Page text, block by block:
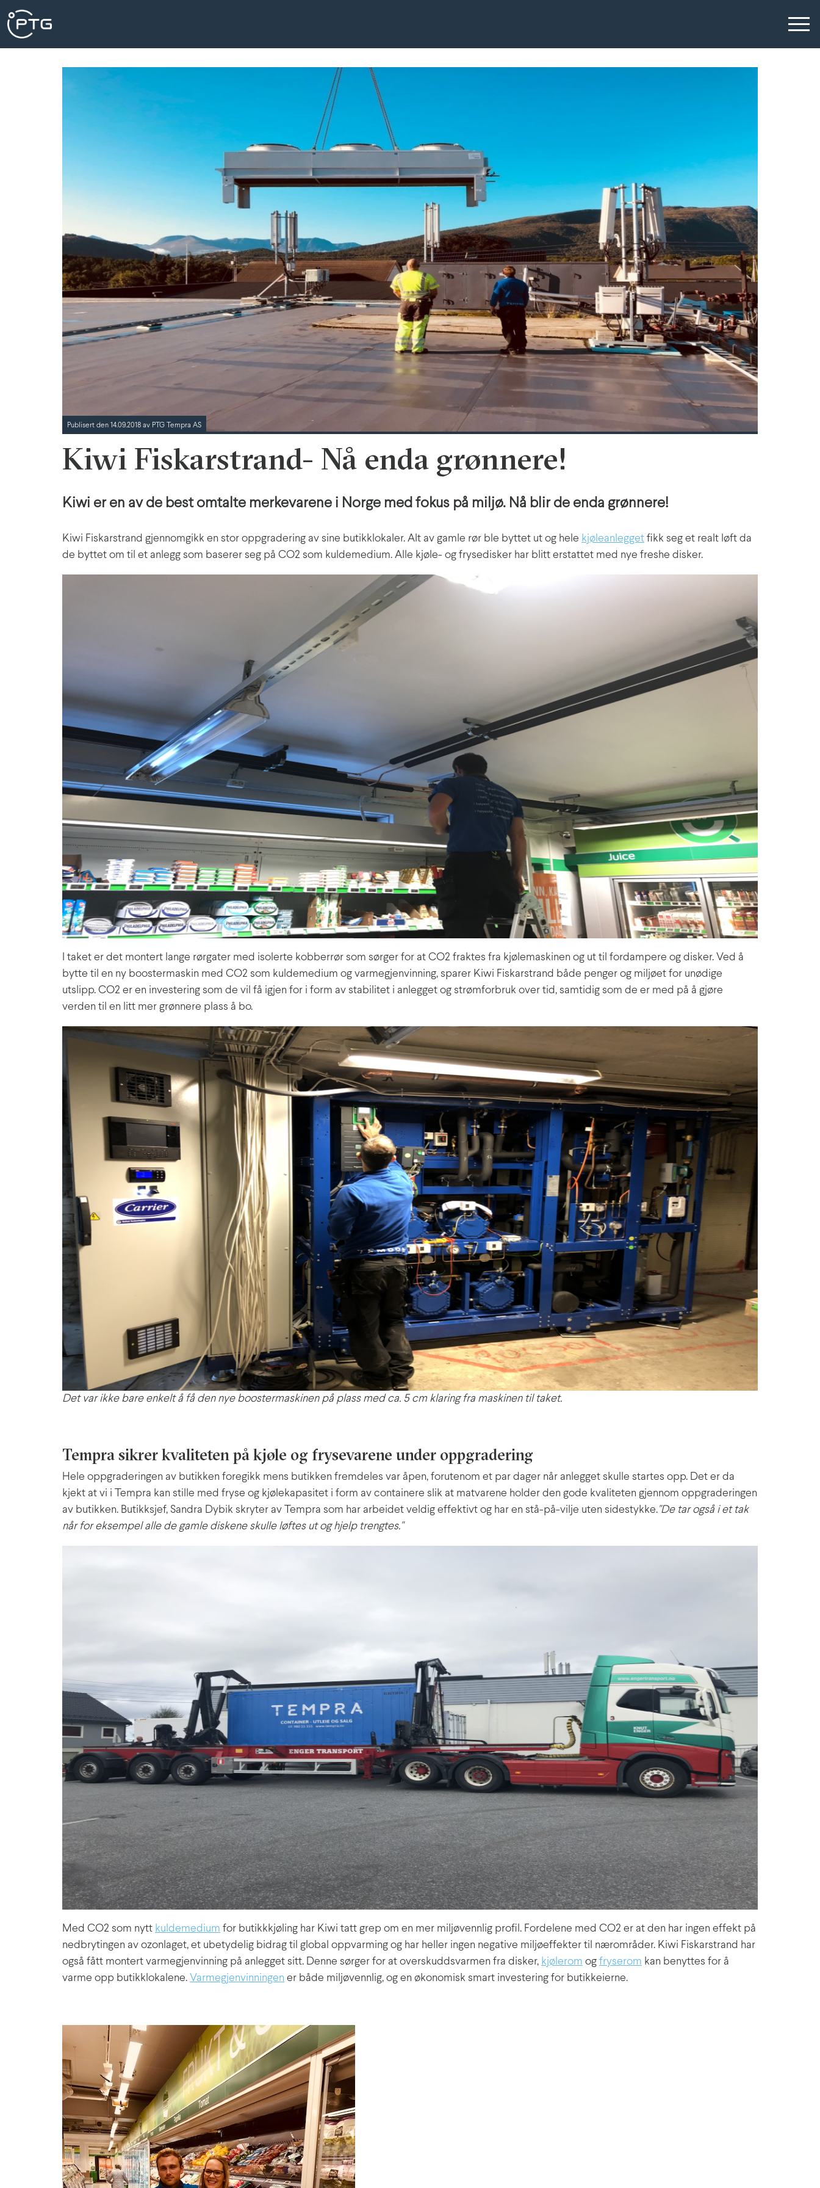
Publisert den 14.09.2018 av PTG Tempra AS
Kiwi Fiskarstrand- Nå enda grønnere!
Kiwi er en av de best omtalte merkevarene i Norge med fokus på miljø. Nå blir de enda grønnere!
Kiwi Fiskarstrand gjennomgikk en stor oppgradering av sine butikklokaler. Alt av gamle rør ble byttet ut og hele kjøleanlegget fikk seg et realt løft da
de byttet om til et anlegg som baserer seg på CO2 som kuldemedium. Alle kjøle- og frysedisker har blitt erstattet med nye freshe disker.
I taket er det montert lange rørgater med isolerte kobberrør som sørger for at CO2 fraktes fra kjølemaskinen og ut til fordampere og disker. Ved å
bytte til en ny boostermaskin med CO2 som kuldemedium og varmegjenvinning, sparer Kiwi Fiskarstrand både penger og miljøet for unødige
utslipp. CO2 er en investering som de vil få igjen for i form av stabilitet i anlegget og strømforbruk over tid, samtidig som de er med på å gjøre
verden til en litt mer grønnere plass å bo.
Det var ikke bare enkelt å få den nye boostermaskinen på plass med ca. 5 cm klaring fra maskinen til taket.
Tempra sikrer kvaliteten på kjøle og frysevarene under oppgradering
Hele oppgraderingen av butikken foregikk mens butikken fremdeles var åpen, forutenom et par dager når anlegget skulle startes opp. Det er da
kjekt at vi i Tempra kan stille med fryse og kjølekapasitet i form av containere slik at matvarene holder den gode kvaliteten gjennom oppgraderingen
av butikken. Butikksjef, Sandra Dybik skryter av Tempra som har arbeidet veldig effektivt og har en stå-på-vilje uten sidestykke."De tar også i et tak
når for eksempel alle de gamle diskene skulle løftes ut og hjelp trengtes."
Med CO2 som nytt kuldemedium for butikkkjøling har Kiwi tatt grep om en mer miljøvennlig profil. Fordelene med CO2 er at den har ingen effekt på
nedbrytingen av ozonlaget, et ubetydelig bidrag til global oppvarming og har heller ingen negative miljøeffekter til nærområder. Kiwi Fiskarstrand har
også fått montert varmegjenvinning på anlegget sitt. Denne sørger for at overskuddsvarmen fra disker, kjølerom og fryserom kan benyttes for å
varme opp butikklokalene. Varmegjenvinningen er både miljøvennlig, og en økonomisk smart investering for butikkeierne.